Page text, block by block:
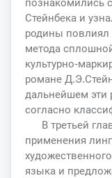
познакомились
Стейнбека и
родины повлиял
метода
культурно-
романе
дальнейшем эти
согласно
В третьей
применения
языка и